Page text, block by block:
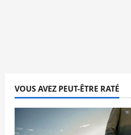
VOUS AVEZ PEUT-ÊTRE RATÉ